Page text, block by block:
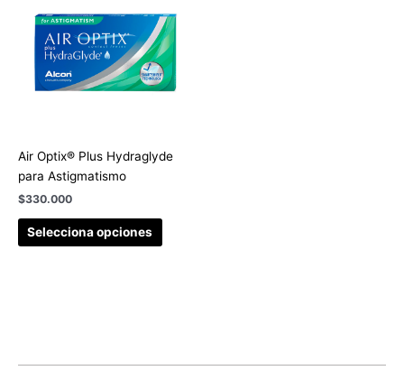
Air Optix® Plus Hydraglyde
para Astigmatismo
$330.000
Selecciona opciones